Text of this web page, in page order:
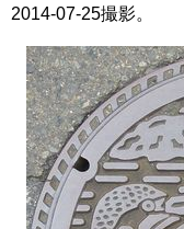
2014-07-25撮影。